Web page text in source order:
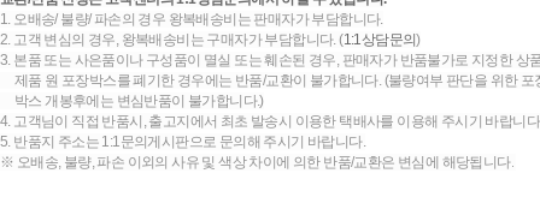
1. 오배송/ 불량/ 파손의 경우 왕복배송비는 판매자가 부담합니다.
2. 고객 변심의 경우, 왕복배송비는 구매자가 부담합니다. (1:1상담문의)
3. 본품 또는 사은품이나 구성품이 멸실 또는 훼손된 경우, 판매자가 반품불가로 지정한 상
제품 원 포장박스를 폐기한 경우에는 반품/교환이 불가합니다. (불량여부 판단을 위한
박스 개봉후에는 변심반품이 불가합니다.)
4. 고객님이 직접 반품시, 출고지에서 최초 발송시 이용한 택배사를 이용해 주시기 바랍니
5. 반품지 주소는 1:1문의게시판으로 문의해 주시기 바랍니다.
※ 오배송, 불량, 파손 이외의 사유 및 색상 차이에 의한 반품/교환은 변심에 해당됩니다.